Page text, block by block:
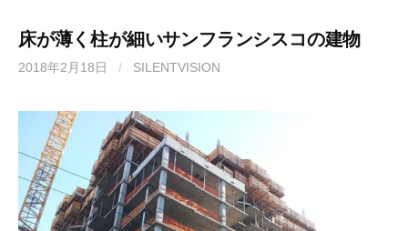
床が薄く柱が細いサンフランシスコの建物
2018年2月18日 / SILENTVISION